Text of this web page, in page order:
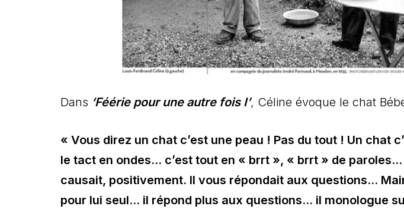
Dans ‘Féérie pour une autre fois I’, Céline évoque le chat
« Vous direz un chat c’est une peau ! Pas du tout ! Un chat
le tact en ondes… c’est tout en « brrt », « brrt » de
causait, positivement. Il vous répondait aux questions…
pour lui seul… il répond plus aux questions… il monologue